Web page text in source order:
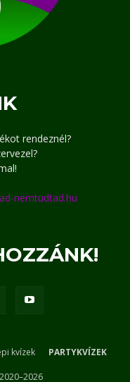
rendeznél?
nemtudtad.hu
kvízek PARTYKVÍZEK